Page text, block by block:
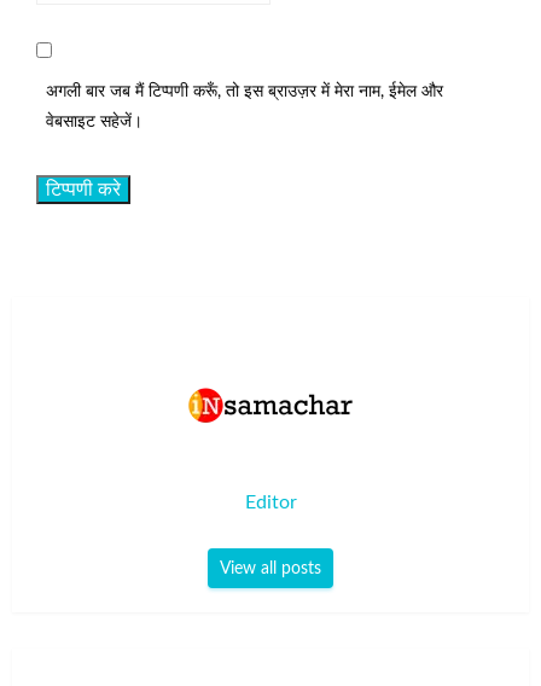
अगली बार जब मैं टिप्पणी करूँ, तो इस ब्राउज़र में मेरा नाम, ईमेल और
वेबसाइट सहेजें।
Editor
View all posts